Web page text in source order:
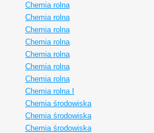
Chemia rolna
Chemia rolna
Chemia rolna
Chemia rolna
Chemia rolna
Chemia rolna
Chemia rolna
Chemia rolna I
Chemia środowiska
Chemia środowiska
Chemia środowiska